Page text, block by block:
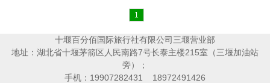
1
十堰百分佰国际旅行社有限公司三堰营业部
地址：湖北省十堰茅箭区人民南路7号长泰主楼215室（三堰加油站
旁）；
手机：19907282431 18972491426